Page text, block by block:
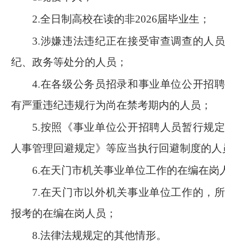
2.全日制高校在读的非2026届毕业生；
3.涉嫌违法违纪正在接受审查调查的人
纪、政务等处分的人员；
4.在各级公务员招录和事业单位公开招
有严重违纪违规行为尚在禁考期内的人员；
5.按照《事业单位公开招聘人员暂行规
人事管理回避规定》等应当执行回避制度的人
6.在天门市机关事业单位工作的在编在岗
7.在天门市以外机关事业单位工作的，
报考的在编在岗人员；
8.法律法规规定的其他情形。